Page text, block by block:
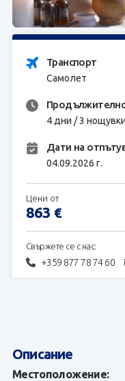
Транспорт
Самолет
4 дни / 3 нощувки
Дати на
04.09.2026 г.
Свържете се с нас:
+359 877 78 74 60
Цени от
863 €
Описание
Местоположение: